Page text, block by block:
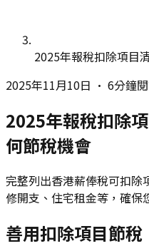
2025年報稅扣除項目
2025年11月10日 • 6分鐘
2025年報稅扣除
何節稅機會
完整列出香港薪俸稅可扣除
修開支、住宅租金等，確保
善用扣除項目節稅